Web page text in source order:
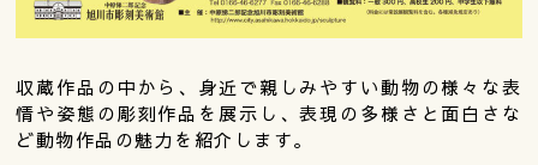
収蔵作品の中から、身近で親しみやすい動物の様々な表
情や姿態の彫刻作品を展示し、表現の多様さと面白さな
ど動物作品の魅力を紹介します。